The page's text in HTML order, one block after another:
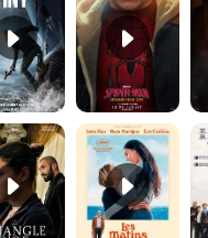
Le Triangle d'or Bande-annonce VF